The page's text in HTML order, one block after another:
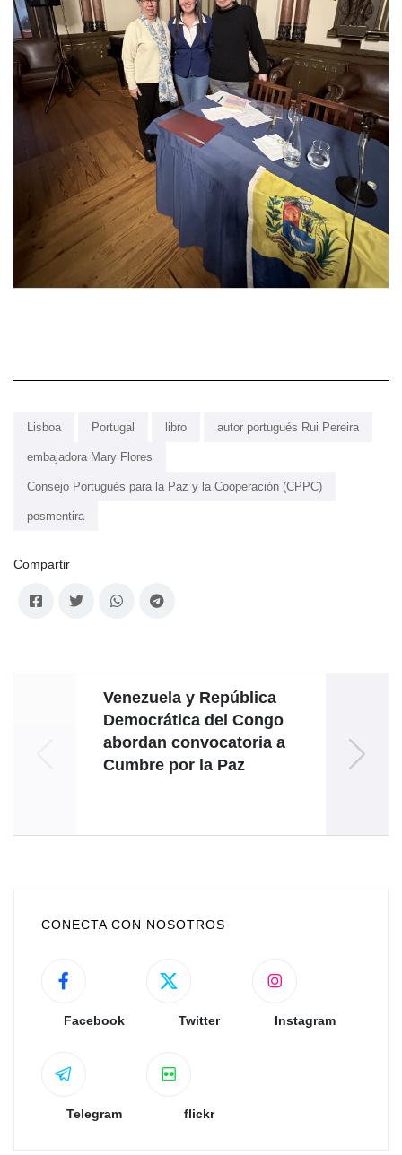
Lisboa Portugal libro autor portugués Rui Pereira
embajadora Mary Flores
Consejo Portugués para la Paz y la Cooperación (CPPC)
posmentira
Compartir
Venezuela y República
Democrática del Congo
abordan convocatoria a
Cumbre por la Paz
CONECTA CON NOSOTROS
Facebook Twitter Instagram
Telegram flickr